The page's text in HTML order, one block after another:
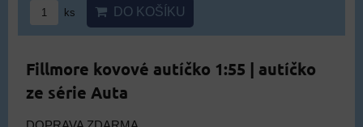
ks DO KOŠÍKU
Fillmore kovové autíčko 1:55 | autíčko
ze série Auta